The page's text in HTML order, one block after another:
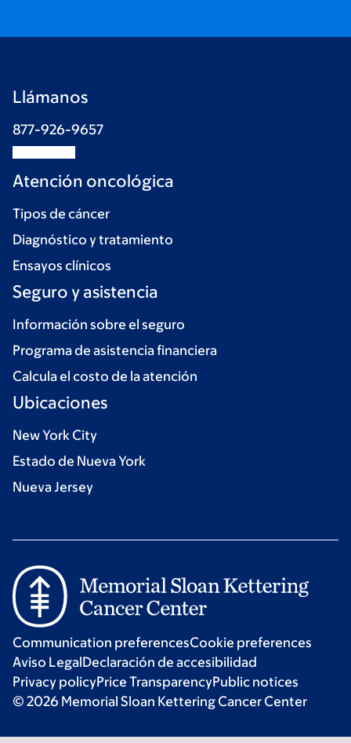
Llámanos
877-926-9657
Atención oncológica
Tipos de cáncer
Diagnóstico y tratamiento
Ensayos clínicos
Seguro y asistencia
Información sobre el seguro
Programa de asistencia financiera
Calcula el costo de la atención
Ubicaciones
New York City
Estado de Nueva York
Nueva Jersey
Communication preferencesCookie preferences
Aviso LegalDeclaración de accesibilidad
Privacy policyPrice TransparencyPublic notices
© 2026 Memorial Sloan Kettering Cancer Center